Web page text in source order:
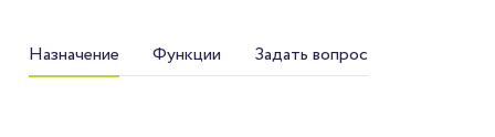
Назначение Функции Задать вопрос